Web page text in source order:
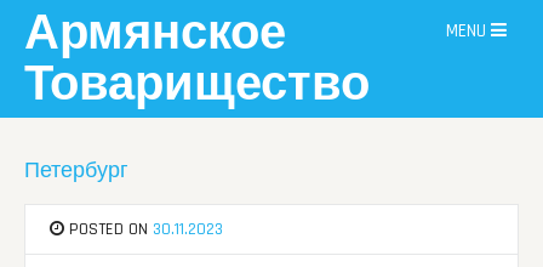
content
Армянское
Товарищество
MENU
Петербург
POSTED ON 30.11.2023